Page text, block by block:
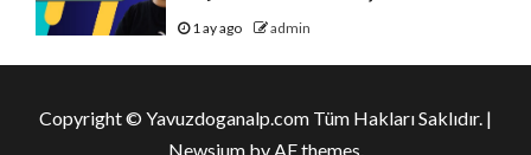
1 ay ago admin
Copyright © Yavuzdoganalp.com Tüm Hakları Saklıdır. |
Newsiumby AF themes.